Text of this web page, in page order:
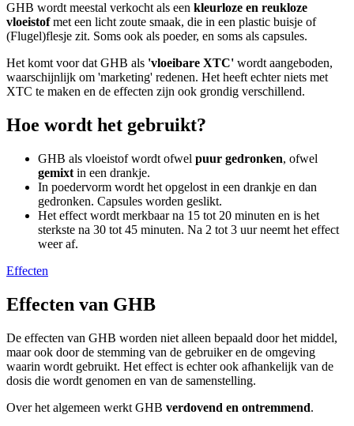
GHB wordt meestal verkocht als een kleurloze en reukloze
vloeistofmet een licht zoute smaak, die in een plastic buisje of
(Flugel)flesje zit. Soms ook als poeder, en soms als capsules.
Het komt voor dat GHB als 'vloeibare XTC' wordt aangeboden,
waarschijnlijk om 'marketing' redenen. Het heeft echter niets met
XTC te maken en de effecten zijn ook grondig verschillend.
Hoe wordt het gebruikt?
GHB als vloeistof wordt ofwel puur gedronken, ofwel
gemixt in een drankje.
In poedervorm wordt het opgelost in een drankje en dan
gedronken. Capsules worden geslikt.
Het effect wordt merkbaar na 15 tot 20 minuten en is het
sterkste na 30 tot 45 minuten. Na 2 tot 3 uur neemt het effect
weer af.
Effecten
Effecten van GHB
De effecten van GHB worden niet alleen bepaald door het middel,
maar ook door de stemming van de gebruiker en de omgeving
waarin wordt gebruikt. Het effect is echter ook afhankelijk van de
dosis die wordt genomen en van de samenstelling.
Over het algemeen werkt GHB verdovend en ontremmend.